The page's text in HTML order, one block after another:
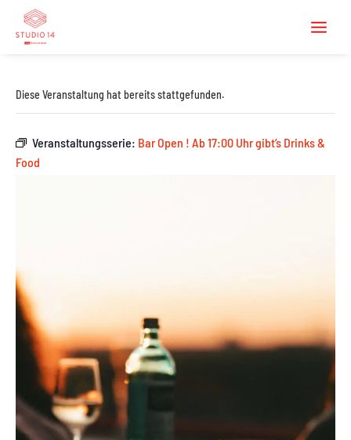
Diese Veranstaltung hat bereits stattgefunden.
Veranstaltungsserie: Bar Open ! Ab 17:00 Uhr gibt’s Drinks &
Food